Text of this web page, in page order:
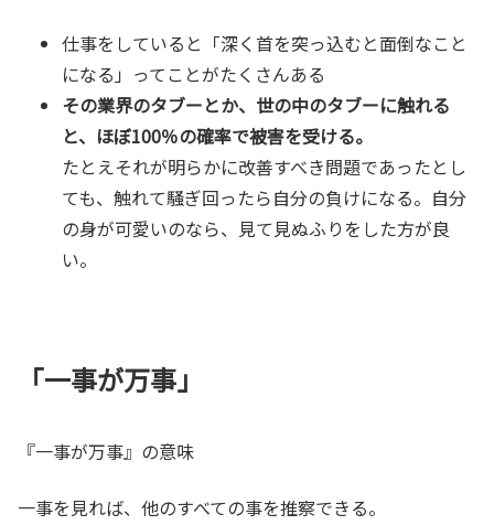
仕事をしていると「深く首を突っ込むと面倒なこと
になる」ってことがたくさんある
その業界のタブーとか、世の中のタブーに触れる
と、ほぼ100％の確率で被害を受ける。
たとえそれが明らかに改善すべき問題であったとし
ても、触れて騒ぎ回ったら自分の負けになる。自分
の身が可愛いのなら、見て見ぬふりをした方が良
い。
「一事が万事」
『一事が万事』の意味
一事を見れば、他のすべての事を推察できる。